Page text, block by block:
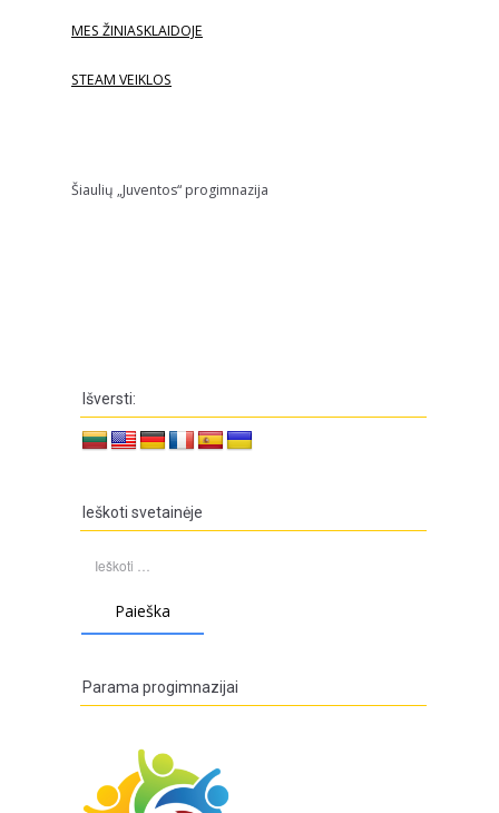
MES ŽINIASKLAIDOJE
STEAM VEIKLOS
Šiaulių „Juventos“ progimnazija
Išversti:
Ieškoti svetainėje
Parama progimnazijai